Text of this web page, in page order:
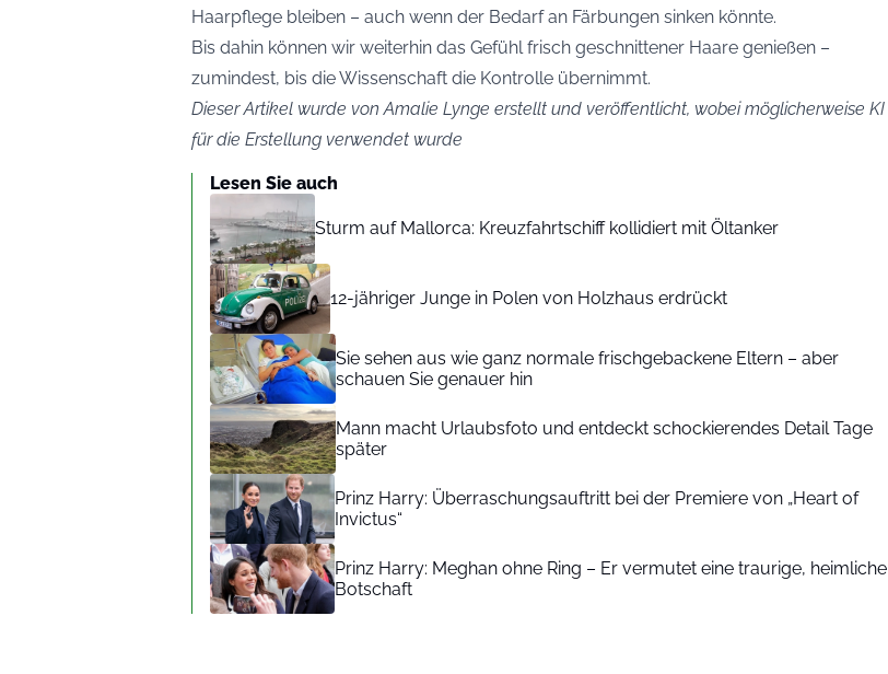
Haarpflege bleiben – auch wenn der Bedarf an Färbungen sinken könnte.
Bis dahin können wir weiterhin das Gefühl frisch geschnittener Haare genießen –
zumindest, bis die Wissenschaft die Kontrolle übernimmt.
Dieser Artikel wurde von Amalie Lynge erstellt und veröffentlicht, wobei möglicherweise KI
für die Erstellung verwendet wurde
Lesen Sie auch
Sturm auf Mallorca: Kreuzfahrtschiff kollidiert mit Öltanker
12-jähriger Junge in Polen von Holzhaus erdrückt
Sie sehen aus wie ganz normale frischgebackene Eltern – aber
schauen Sie genauer hin
Mann macht Urlaubsfoto und entdeckt schockierendes Detail Tage
später
Prinz Harry: Überraschungsauftritt bei der Premiere von „Heart of
Invictus“
Prinz Harry: Meghan ohne Ring – Er vermutet eine traurige, heimliche
Botschaft